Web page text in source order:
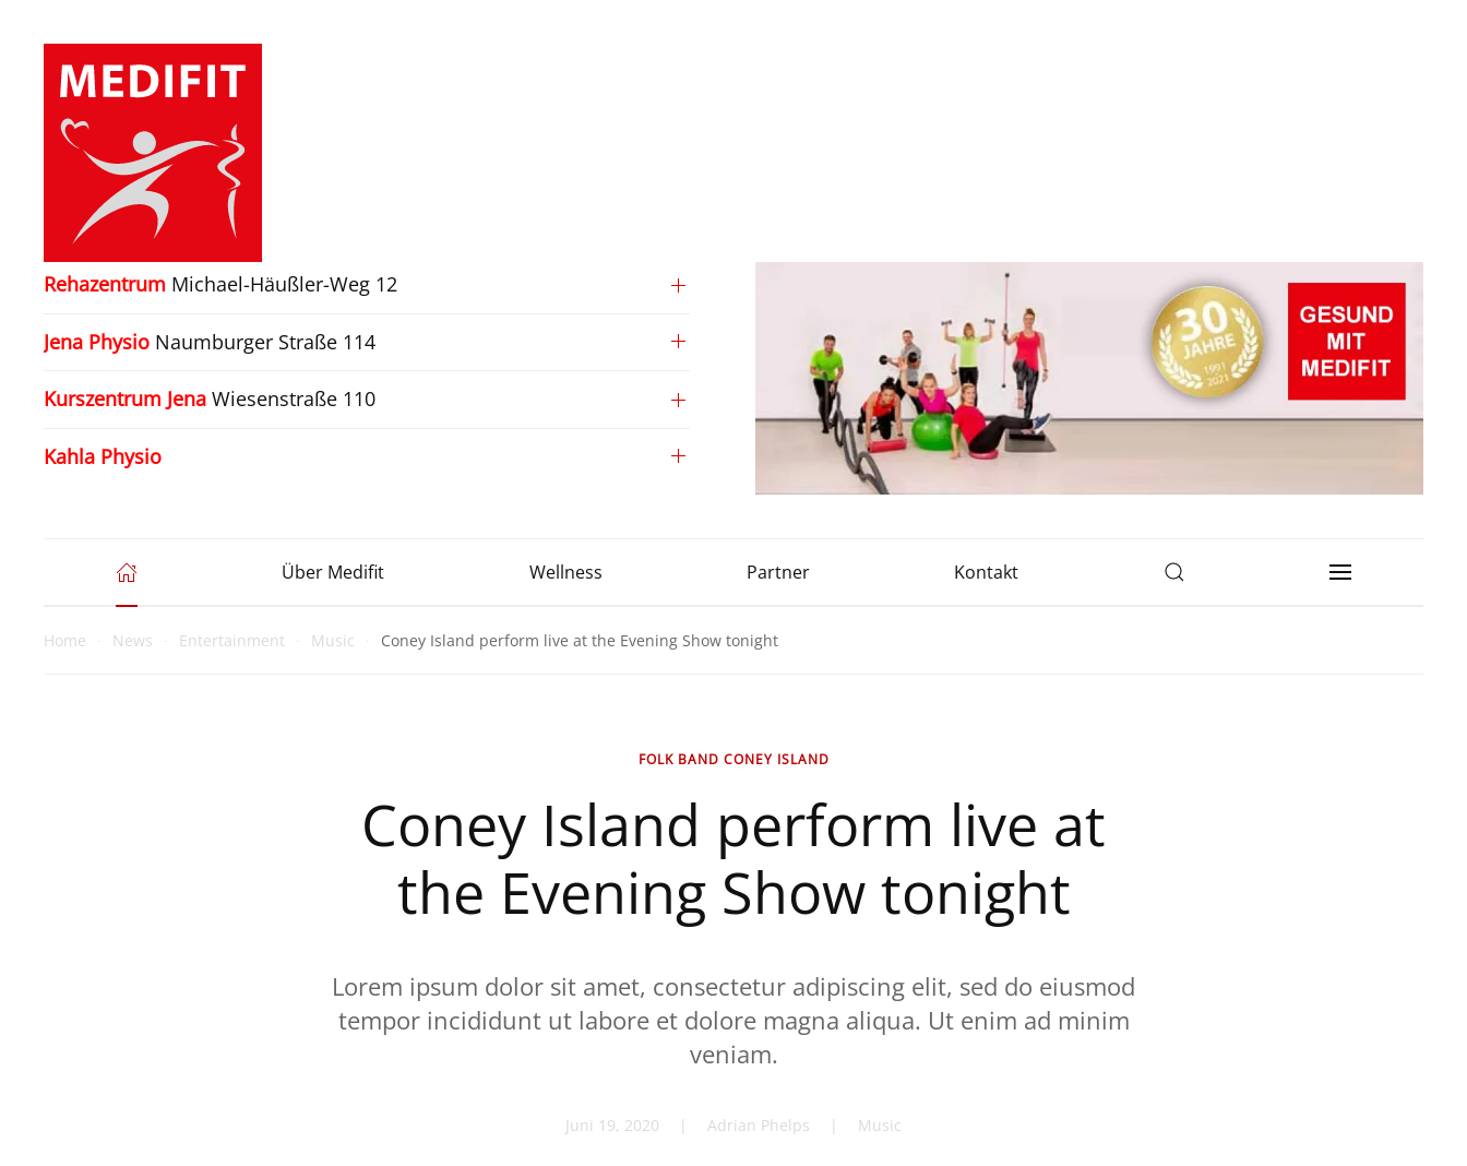
Zum Hauptinhalt springen
Rehazentrum Michael-Häußler-Weg 12
Jena Physio Naumburger Straße 114
Kurszentrum Jena Wiesenstraße 110
Kahla Physio
Über Medifit Wellness Partner Kontakt
Home News Entertainment Music Coney Island perform live at the Evening Show tonight
FOLK BAND CONEY ISLAND
Coney Island perform live at
the Evening Show tonight
Lorem ipsum dolor sit amet, consectetur adipiscing elit, sed do eiusmod
tempor incididunt ut labore et dolore magna aliqua. Ut enim ad minim
veniam.
Juni 19, 2020 | Adrian Phelps | Music